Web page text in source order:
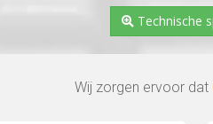
Technische
Wij zorgen ervoor dat